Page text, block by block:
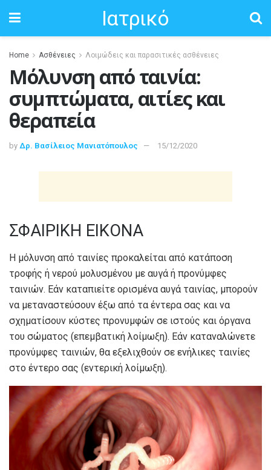
Ιατρικό
Home Ασθένειες Λοιμώδεις και παρασιτικές ασθένειες
Μόλυνση από ταινία:
συμπτώματα, αιτίες και
θεραπεία
by Δρ. Βασίλειος Μανιατόπουλος 15/12/2020
ΣΦΑΙΡΙΚΗ ΕΙΚΟΝΑ
Η μόλυνση από ταινίες προκαλείται από κατάποση
τροφής ή νερού μολυσμένου με αυγά ή προνύμφες
ταινιών. Εάν καταπιείτε ορισμένα αυγά ταινίας, μπορούν
να μεταναστεύσουν έξω από τα έντερα σας και να
σχηματίσουν κύστες προνυμφών σε ιστούς και όργανα
του σώματος (επεμβατική λοίμωξη). Εάν καταναλώνετε
προνύμφες ταινιών, θα εξελιχθούν σε ενήλικες ταινίες
στο έντερο σας (εντερική λοίμωξη).